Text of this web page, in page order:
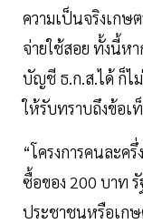
ความเป็นจริงเกษ
จ่ายใช้สอย ทั้งนี้ห
บัญชี ธ.ก.ส.ได้ ก็ไ
ให้รับทราบถึงข้อเ
“โครงการคนละค
ซื้อของ 200 บาท
ประชาชนหรือเกษ